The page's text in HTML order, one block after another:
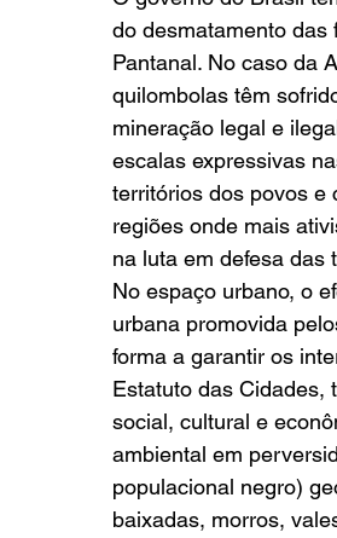
do desmatamento das
Pantanal. No caso da
quilombolas têm
mineração legal e
escalas expressivas
territórios dos povos e
regiões onde mais
na luta em defesa das
No espaço urbano, o
urbana promovida
forma a garantir os
Estatuto das Cidades,
social, cultural e
ambiental em
populacional negro)
baixadas, morros,